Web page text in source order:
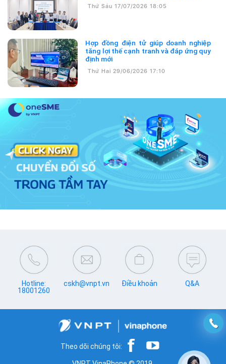
Thứ Sáu 17/07/2026 18:05
Hợp đồng điện tử giúp doanh nghiệp
tăng lợi thế cạnh tranh và đáp ứng quy
định mới
Thứ Hai 29/06/2026 17:10
Hotline:
18001260
cskh@vnpt.vn Điều khoản Q&A
Theo dõi chúng tôi: